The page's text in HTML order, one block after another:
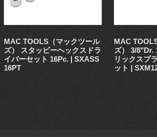
MAC TOOLS（マックツール
ズ） スタッビーヘックスドラ
イバーセット 16Pc. | SXASS
16PT
MAC
ズ） 3/8"Dr.
リックスプ
ット |